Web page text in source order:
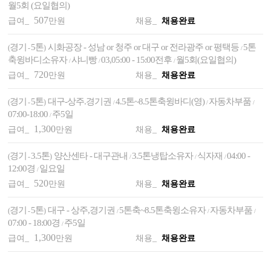
월5회 (요일협의)
급여_ 507만원 채용_ 채용완료
(경기 -5톤) 시화공장 - 성남 or 청주 or 대구 or 전라광주 or 평택등/ 5톤
축윙바디소유자/ 샤니빵/03,05:00 - 15:00전후/ 월5회(요일협의)
급여_ 720만원 채용_ 채용완료
(경기 -5톤) 대구-상주.경기권/4.5톤~8.5톤축윙바디(영)/ 자동차부품/
07:00-18:00/ 주5일
급여_ 1,300만원 채용_ 채용완료
(경기 -3.5톤) 양산센타 - 대구관내/3.5톤냉탑소유자/ 식자재/04:00 -
12:00경/ 일요일
급여_ 520만원 채용_ 채용완료
(경기 -5톤) 대구 - 상주,경기권/ 5톤축~8.5톤축윙소유자/ 자동차부품/
07:00 - 18:00경/ 주5일
급여_ 1,300만원 채용_ 채용완료